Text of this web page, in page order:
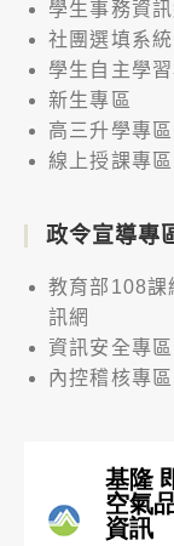
學生事務資訊
社團選填系統
學生自主學習
新生專區
高三升學專區
線上授課專區
政令宣導專
教育部108課
訊網
資訊安全專區
內控稽核專區